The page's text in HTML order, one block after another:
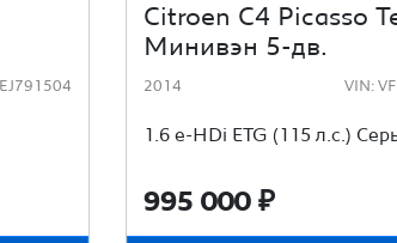
Citroen C4 Picasso
Минивэн 5-дв.
2014 VIN:
1.6 e-HDi ETG (115 л.с.)
995 000 ₽